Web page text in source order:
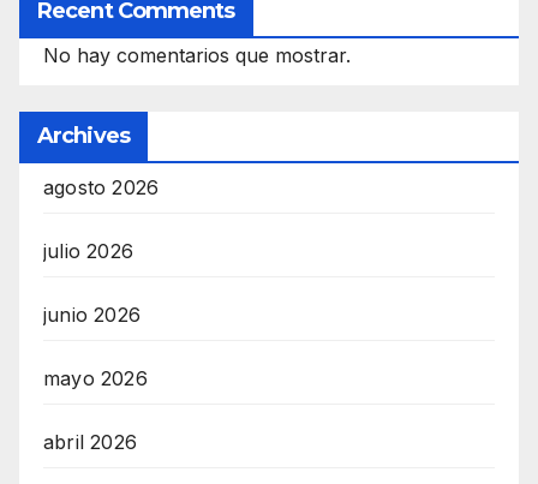
Recent Comments
No hay comentarios que mostrar.
Archives
agosto 2026
julio 2026
junio 2026
mayo 2026
abril 2026